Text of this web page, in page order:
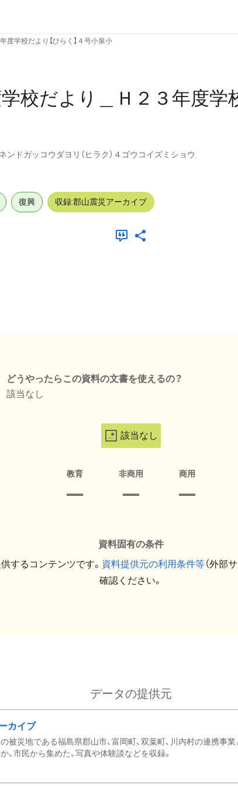
学校だより【ひらく】４号小泉小
校だより＿Ｈ２３年度学
ドガッコウダヨリ（ヒラク）４ゴウコイズミショウ
復興 収録:郡山震災アーカイブ
どうやったらこの資料の文書を使えるの？
該当なし
該当なし
教育 非商用 商用
資料固有の条件
するコンテンツです。 資料提供元の利用条件等（外部
確認ください。
データの提供元
カイブ
被災地である福島県郡山市、富岡町、双葉町、川内村の連携事
、市民から集めた、写真や体験談などを収録。